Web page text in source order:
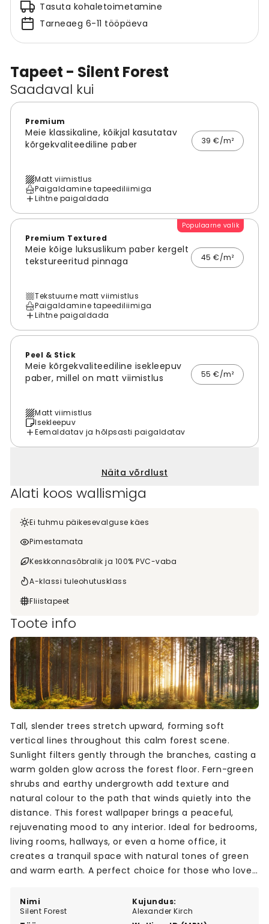
Tapeet - Silent Forest
Saadaval kui
Premium
Meie klassikaline, kõikjal kasutatav
kõrgekvaliteediline paber
39 €/m²
Matt viimistlus
Paigaldamine tapeediliimiga
Lihtne paigaldada
Populaarne valik
Premium Textured
Meie kõige luksuslikum paber kergelt
tekstureeritud pinnaga
45 €/m²
Tekstuurne matt viimistlus
Paigaldamine tapeediliimiga
Lihtne paigaldada
Peel & Stick
Meie kõrgekvaliteediline isekleepuv
paber, millel on matt viimistlus
55 €/m²
Matt viimistlus
Isekleepuv
Eemaldatav ja hõlpsasti paigaldatav
Näita võrdlust
Alati koos wallismiga
Ei tuhmu päikesevalguse käes
Pimestamata
Keskkonnasõbralik ja 100% PVC-vaba
A-klassi tuleohutusklass
Fliistapeet
Toote info
Nimi
Silent Forest
Kujundus:
Alexander Kirch
Tall, slender trees stretch upward, forming soft
vertical lines throughout this calm forest scene.
Sunlight filters gently through the branches, casting a
warm golden glow across the forest floor. Fern-green
shrubs and earthy undergrowth add texture and
natural colour to the path that winds quietly into the
distance. This forest wallpaper brings a peaceful,
rejuvenating mood to any interior. Ideal for bedrooms,
living rooms, hallways, or even a home office, it
creates a tranquil space with natural tones of green
and warm earth. A perfect choice for those who love
Tasuta kohaletoimetamine
Tarneaeg 6-11 tööpäeva